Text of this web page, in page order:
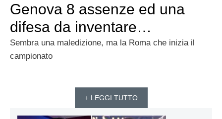
Genova 8 assenze ed una
difesa da inventare…
Sembra una maledizione, ma la Roma che inizia il
campionato
+ LEGGI TUTTO